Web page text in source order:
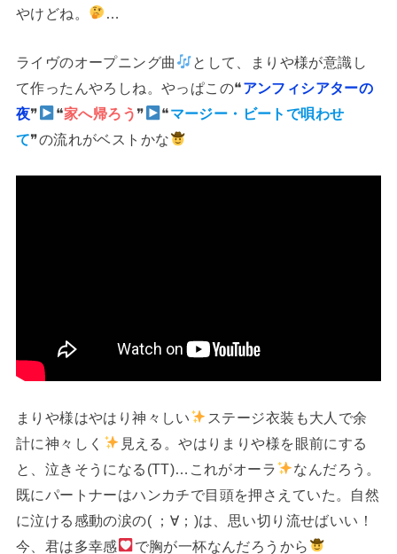
やけどね。
…
ライヴのオープニング曲
として、まりや様が意識し
て作ったんやろしね。やっぱこの❝アンフィシアターの
夜❞ ❝家へ帰ろう ❞ ❝マージー・ビートで唄わせ
て❞の流れがベストかな
まりや様はやはり神々しい
ステージ衣装も大人で余
計に神々しく
見える。やはりまりや様を眼前にする
と、泣きそうになる(TT)…これがオーラ
なんだろう。
既にパートナーはハンカチで目頭を押さえていた。自然
に泣ける感動の涙の( ；∀；)は、思い切り流せばいい！
今、君は多幸感
で胸が一杯なんだろうから